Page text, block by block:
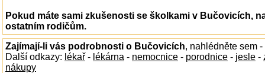
Pokud máte sami zkušenosti se školkami v Bučovicích,
ostatním rodičům.
Zajímají-li vás podrobnosti o Bučovicích, nahlédněte sem
Další odkazy: lékař - lékárna - nemocnice - porodnice - jesle -
nákupy